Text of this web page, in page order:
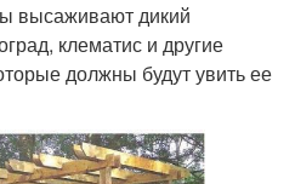
высаживают дикий
клематис и другие
должны будут увить ее